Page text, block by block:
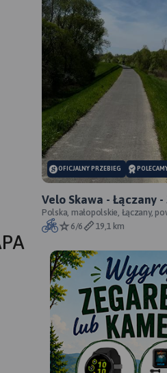
OFICJALNY PRZEBIEG
Velo Skawa - Łączany
oficjalny przebieg
Polska, małopolskie, Łączany,
6/6
19,1 km